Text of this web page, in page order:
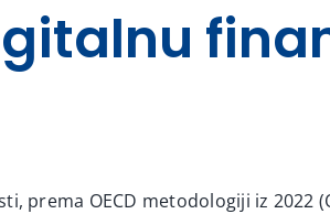
prema OECD metodologiji iz 2022